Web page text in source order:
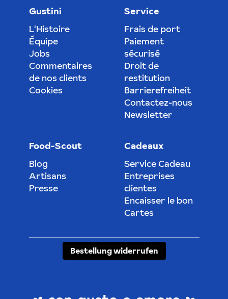
Gustini
L'Histoire
Équipe
Jobs
Commentaires
de nos clients
Cookies
Service
Frais de port
Paiement
sécurisé
Droit de
restitution
Barrierefreiheit
Contactez-nous
Newsletter
Food-Scout
Blog
Artisans
Presse
Cadeaux
Service Cadeau
Entreprises
clientes
Encaisser le bon
Cartes
Bestellung widerrufen